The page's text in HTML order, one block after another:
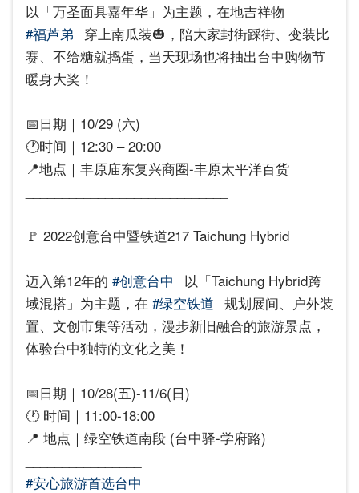
以「万圣面具嘉年华」为主题，在地吉祥物
#福芦弟 穿上南瓜装🎃，陪大家封街踩街、变装比
赛、不给糖就捣蛋，当天现场也将抽出台中购物节
暖身大奖！
📅日期｜10/29 (六)
🕐时间｜12:30 – 20:00
📍地点｜丰原庙东复兴商圈-丰原太平洋百货
🚩 2022创意台中暨铁道217 Taichung Hybrid
迈入第12年的 #创意台中
以「Taichung Hybrid跨
域混搭」为主题，在 #绿空铁道 规划展间、户外装
置、文创市集等活动，漫步新旧融合的旅游景点，
体验台中独特的文化之美！
📅日期｜10/28(五)-11/6(日)
🕐 时间｜11:00-18:00
📍 地点｜绿空铁道南段 (台中驿-学府路)
#安心旅游首选台中